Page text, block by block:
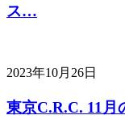
ス…
2023年10月26日
東京C.R.C. 11